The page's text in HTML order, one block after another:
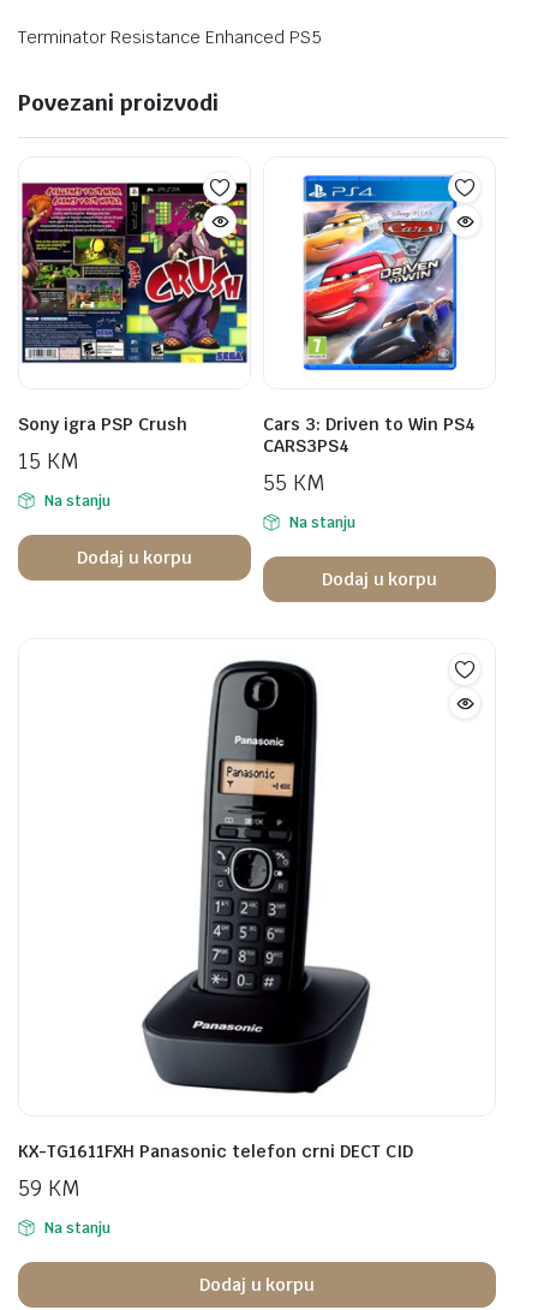
Terminator Resistance Enhanced PS5
Povezani proizvodi
Sony igra PSP Crush
15 KM
Na stanju
Dodaj u korpu
Cars 3: Driven to Win PS4
CARS3PS4
55 KM
Na stanju
Dodaj u korpu
KX-TG1611FXH Panasonic telefon crni DECT CID
59 KM
Na stanju
Dodaj u korpu